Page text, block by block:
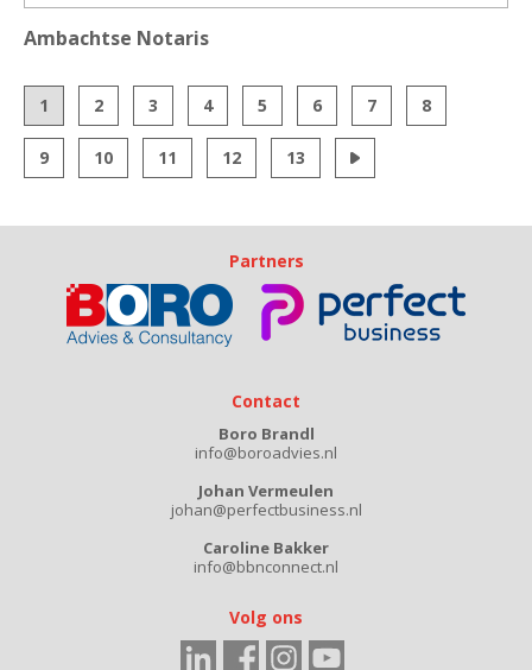
Ambachtse Notaris
1 2 3 4 5 6 7 8
9 10 11 12 13
Partners
Contact
Boro Brandl
info@boroadvies.nl
Johan Vermeulen
johan@perfectbusiness.nl
Caroline Bakker
info@bbnconnect.nl
Volg ons